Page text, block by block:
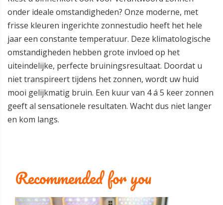
onder ideale omstandigheden? Onze moderne, met
frisse kleuren ingerichte zonnestudio heeft het hele
jaar een constante temperatuur. Deze klimatologische
omstandigheden hebben grote invloed op het
uiteindelijke, perfecte bruiningsresultaat. Doordat u
niet transpireert tijdens het zonnen, wordt uw huid
mooi gelijkmatig bruin. Een kuur van 4 á 5 keer zonnen
geeft al sensationele resultaten. Wacht dus niet langer
en kom langs.
Recommended for you